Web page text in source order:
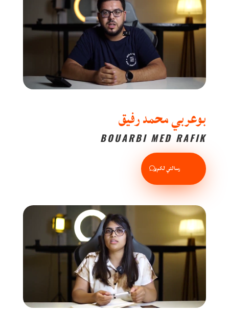
بوعربي محمد رفيق
BOUARBI MED RAFIK
رسالتي لكم